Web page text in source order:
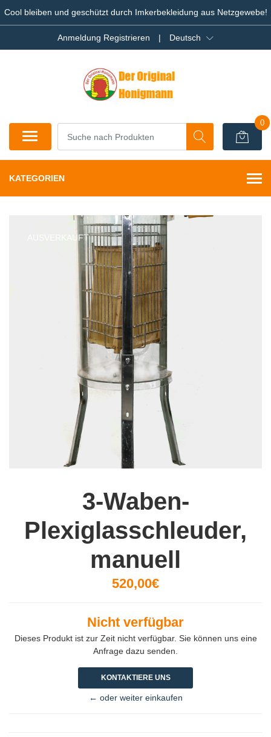
Cool bleiben und geschützt durch Imkerbekleidung aus Netzgewebe!
Anmeldung Registrieren | Deutsch
0
KATEGORIEN
AUSVERKAUFT
3-Waben-
Plexiglasschleuder,
manuell
520,00€
Nicht verfügbar
Dieses Produkt ist zur Zeit nicht verfügbar. Sie können uns eine
Anfrage dazu senden.
KONTAKTIERE UNS
← oder weiter einkaufen